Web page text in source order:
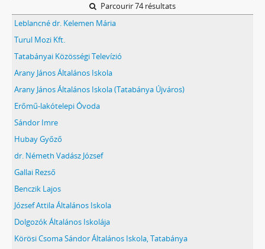
Parcourir 74 résultats
Leblancné dr. Kelemen Mária
Turul Mozi Kft.
Tatabányai Közösségi Televízió
Arany János Általános Iskola
Arany János Általános Iskola (Tatabánya Újváros)
Erőmű-lakótelepi Óvoda
Sándor Imre
Hubay Győző
dr. Németh Vadász József
Gallai Rezső
Benczik Lajos
József Attila Általános Iskola
Dolgozók Általános Iskolája
Körösi Csoma Sándor Általános Iskola, Tatabánya